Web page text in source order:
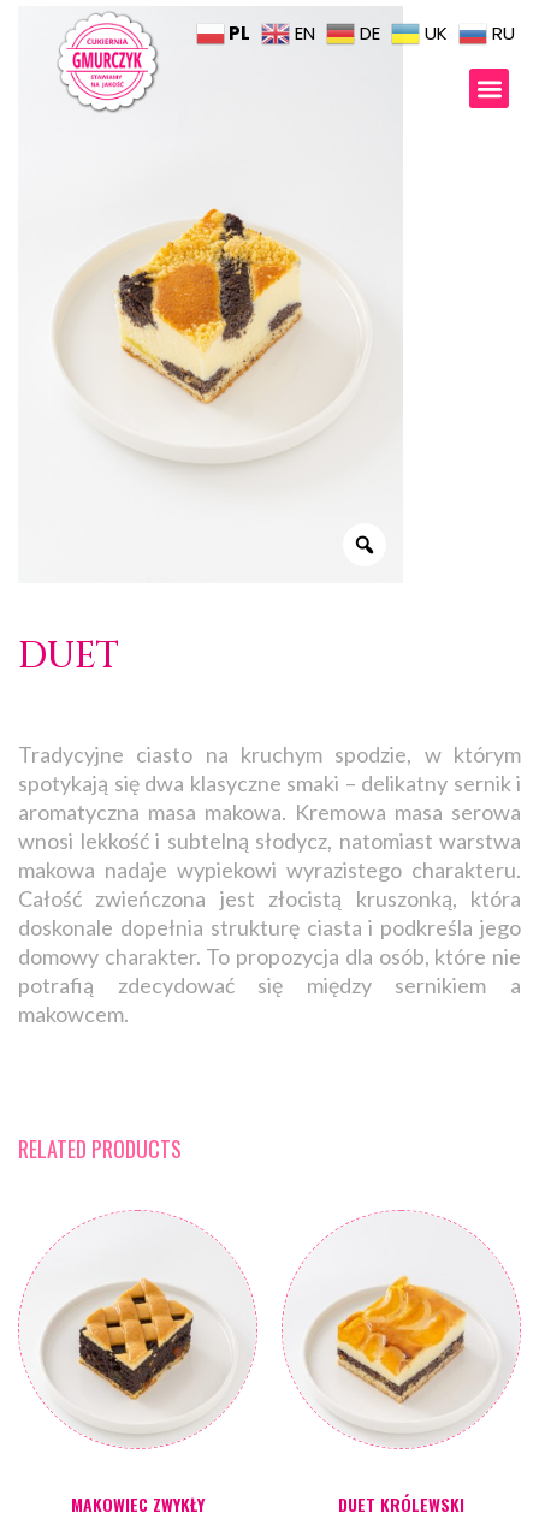
DUET
Tradycyjne ciasto na kruchym spodzie, w którym
spotykają się dwa klasyczne smaki – delikatny sernik i
aromatyczna masa makowa. Kremowa masa serowa
wnosi lekkość i subtelną słodycz, natomiast warstwa
makowa nadaje wypiekowi wyrazistego charakteru.
Całość zwieńczona jest złocistą kruszonką, która
doskonale dopełnia strukturę ciasta i podkreśla jego
domowy charakter. To propozycja dla osób, które nie
potrafią zdecydować się między sernikiem a
makowcem.
RELATED PRODUCTS
MAKOWIEC ZWYKŁY DUET KRÓLEWSKI
PL EN DE UK RU